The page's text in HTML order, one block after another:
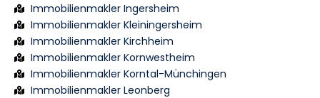
Immobilienmakler Ingersheim
Immobilienmakler Kleiningersheim
Immobilienmakler Kirchheim
Immobilienmakler Kornwestheim
Immobilienmakler Korntal-Münchingen
Immobilienmakler Leonberg